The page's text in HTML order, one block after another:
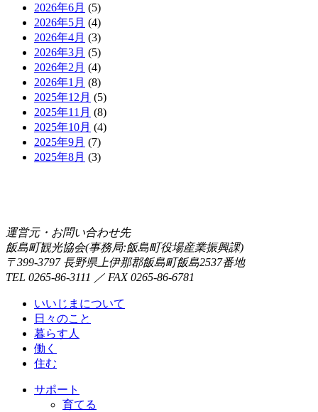
2026年6月 (5)
2026年5月 (4)
2026年4月 (3)
2026年3月 (5)
2026年2月 (4)
2026年1月 (8)
2025年12月 (5)
2025年11月 (8)
2025年10月 (4)
2025年9月 (7)
2025年8月 (3)
運営元・お問い合わせ先
飯島町観光協会(事務局:飯島町役場産業振興課)
〒399-3797 長野県上伊那郡飯島町飯島2537番地
TEL 0265-86-3111 ／ FAX 0265-86-6781
いいじまについて
日々のこと
暮らす人
働く
住む
サポート
育てる